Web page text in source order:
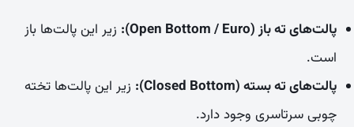
پالت‌های ته باز (Open Bottom / Euro):
زیر این پالت‌ها باز
است.
پالت‌های ته بسته (Closed Bottom):
زیر این پالت‌ها تخته
چوبی سرتاسری وجود دارد.